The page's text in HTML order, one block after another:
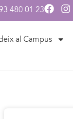
480 01 23
al Campus